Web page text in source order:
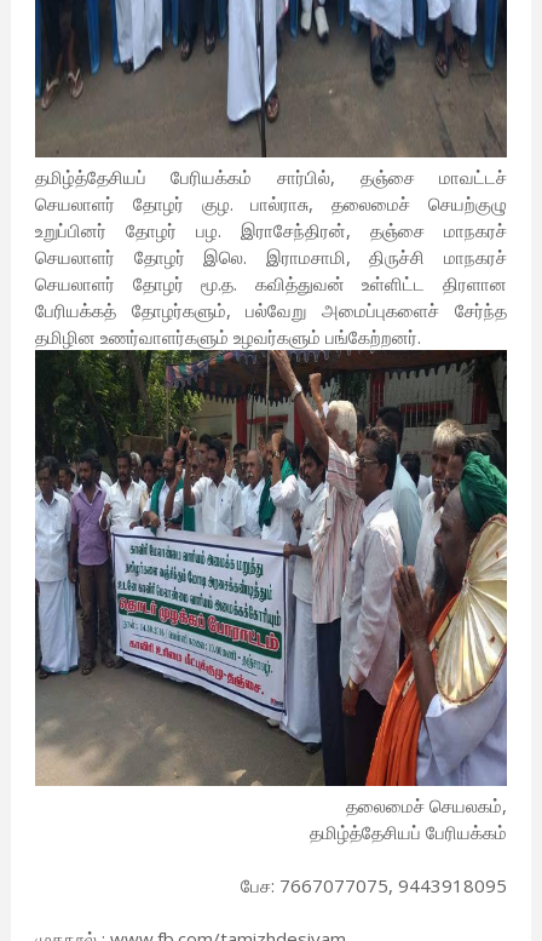
தமிழ்த்தேசியப் பேரியக்கம் சார்பில், தஞ்சை மாவட்டச்
செயலாளர் தோழர் குழ. பால்ராசு, தலைமைச் செயற்குழு
உறுப்பினர் தோழர் பழ. இராசேந்திரன், தஞ்சை மாநகரச்
செயலாளர் தோழர் இலெ. இராமசாமி, திருச்சி மாநகரச்
செயலாளர் தோழர் மூ.த. கவித்துவன் உள்ளிட்ட திரளான
பேரியக்கத் தோழர்களும், பல்வேறு அமைப்புகளைச் சேர்ந்த
தமிழின உணர்வாளர்களும் உழவர்களும் பங்கேற்றனர்.
தலைமைச் செயலகம்,
தமிழ்த்தேசியப் பேரியக்கம்
பேச: 7667077075, 9443918095